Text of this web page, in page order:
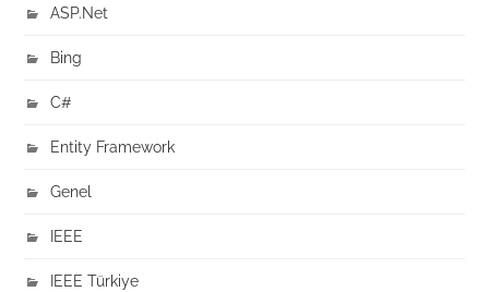
ASP.Net
Bing
C#
Entity Framework
Genel
IEEE
IEEE Türkiye